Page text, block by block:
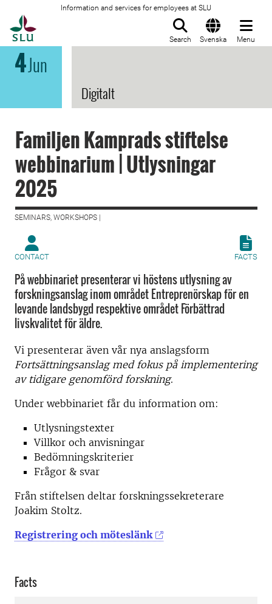
Information and services for employees at SLU
Search Svenska Menu
4Jun
Digitalt
Familjen Kamprads stiftelse
webbinarium | Utlysningar
2025
SEMINARS, WORKSHOPS |
CONTACT FACTS
På webbinariet presenterar vi höstens utlysning av
forskningsanslag inom området Entreprenörskap för en
levande landsbygd respektive området Förbättrad
livskvalitet för äldre.
Vi presenterar även vår nya anslagsform
Fortsättningsanslag med fokus på implementering
av tidigare genomförd forskning.
Under webbinariet får du information om:
Utlysningstexter
Villkor och anvisningar
Bedömningskriterier
Frågor & svar
Från stiftelsen deltar forskningssekreterare
Joakim Stoltz.
Registrering och möteslänk
Facts